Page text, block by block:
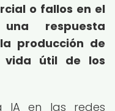
o fallos en el
respuesta
producción de
vida útil de los
IA en las redes